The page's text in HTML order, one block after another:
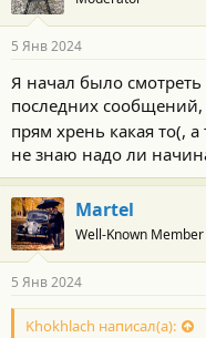
а
н
с
т
и
:
5 Янв 2024
Я начал было
последних сообщений,
прям хрень какая то(,
не знаю надо ли
Martel
Well-Known Member
5 Янв 2024
Khokhlach написал(а):